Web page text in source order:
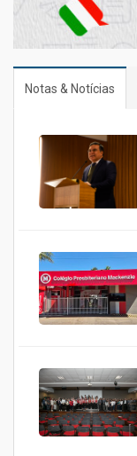
Notas & Notícias